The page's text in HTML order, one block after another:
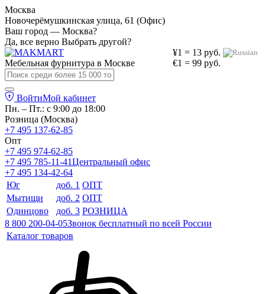
Москва
Новочерёмушкинская улица, 61 (Офис)
Ваш город — Москва?
Да, все верно Выбрать другой?
¥1 = 13 руб.
€1 = 99 руб.
Мебельная фурнитура в Москве
ВойтиМой кабинет
Пн. – Пт.: с 9:00 до 18:00
Розница (Москва)
+7 495 137-62-85
Опт
+7 495 974-62-85
+7 495 785-11-41Центральный офис
+7 495 134-42-64
Юг
доб. 1 ОПТ
Мытищи
доб. 2 ОПТ
Одинцово
доб. 3 РОЗНИЦА
8 800 200-04-05Звонок бесплатный по всей России
Каталог товаров